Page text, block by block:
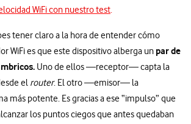
WiFi con nuestro test.
tener claro a la hora de entender cómo
WiFi es que este dispositivo alberga un par de
Uno de ellos —receptor— capta la
el router. El otro —emisor— la
más potente. Es gracias a ese “impulso” que
los puntos ciegos que antes quedaban